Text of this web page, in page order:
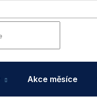
Akce měsíce